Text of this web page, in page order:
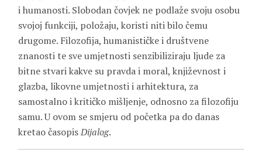
i humanosti. Slobodan čovjek ne podlaže svoju osobu
svojoj funkciji, položaju, koristi niti bilo čemu
drugome. Filozofija, humanističke i društvene
znanosti te sve umjetnosti senzibiliziraju ljude za
bitne stvari kakve su pravda i moral, književnost i
glazba, likovne umjetnosti i arhitektura, za
samostalno i kritičko mišljenje, odnosno za filozofiju
samu. U ovom se smjeru od početka pa do danas
kretao časopisDijalog.